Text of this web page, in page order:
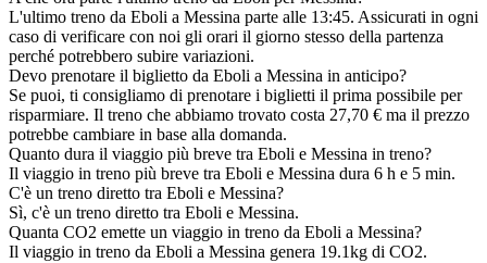
L'ultimo treno da Eboli a Messina parte alle 13:45. Assicurati in ogni
caso di verificare con noi gli orari il giorno stesso della partenza
perché potrebbero subire variazioni.
Devo prenotare il biglietto da Eboli a Messina in anticipo?
Se puoi, ti consigliamo di prenotare i biglietti il prima possibile per
risparmiare. Il treno che abbiamo trovato costa 27,70 € ma il prezzo
potrebbe cambiare in base alla domanda.
Quanto dura il viaggio più breve tra Eboli e Messina in treno?
Il viaggio in treno più breve tra Eboli e Messina dura 6 h e 5 min.
C'è un treno diretto tra Eboli e Messina?
Sì, c'è un treno diretto tra Eboli e Messina.
Quanta CO2 emette un viaggio in treno da Eboli a Messina?
Il viaggio in treno da Eboli a Messina genera 19.1kg di CO2.